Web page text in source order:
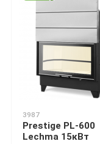
3987
Prestige PL-600
Lechma 15кВт